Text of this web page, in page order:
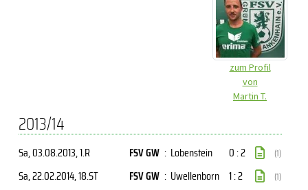
zum Profil
von
Martin T.
2013/14
Sa, 03.08.2013, 1.R FSV GW : Lobenstein 0 : 2 (1)
Sa, 22.02.2014, 18.ST FSV GW : Uwellenborn 1 : 2 (1)